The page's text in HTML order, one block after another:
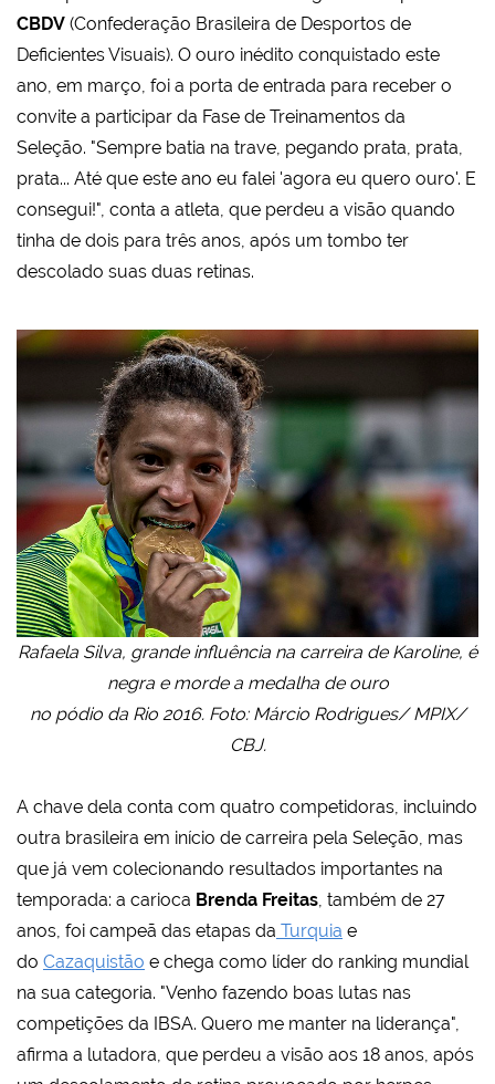
CBDV (Confederação Brasileira de Desportos de
Deficientes Visuais). O ouro inédito conquistado este
ano, em março, foi a porta de entrada para receber o
convite a participar da Fase de Treinamentos da
Seleção. "Sempre batia na trave, pegando prata, prata,
prata... Até que este ano eu falei 'agora eu quero ouro'. E
consegui!", conta a atleta, que perdeu a visão quando
tinha de dois para três anos, após um tombo ter
descolado suas duas retinas.
Rafaela Silva, grande influência na carreira de Karoline, é
negra e morde a medalha de ouro
no pódio da Rio 2016. Foto: Márcio Rodrigues/ MPIX/
CBJ.
A chave dela conta com quatro competidoras, incluindo
outra brasileira em início de carreira pela Seleção, mas
que já vem colecionando resultados importantes na
temporada: a carioca Brenda Freitas, também de 27
anos, foi campeã das etapas da Turquia e
do Cazaquistão e chega como líder do ranking mundial
na sua categoria. "Venho fazendo boas lutas nas
competições da IBSA. Quero me manter na liderança",
afirma a lutadora, que perdeu a visão aos 18 anos, após